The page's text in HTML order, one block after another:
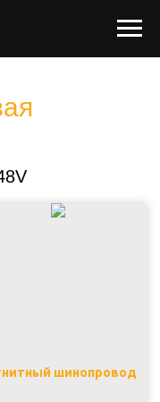
шинопровод